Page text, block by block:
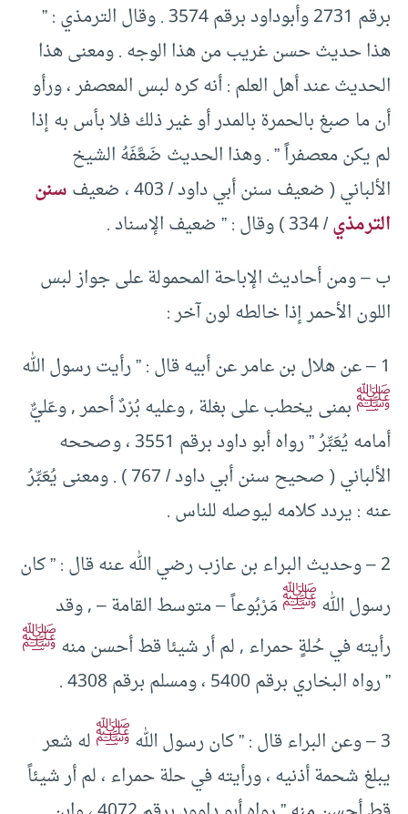
برقم 2731 وأبوداود برقم 3574 . وقال الترمذي : ”
هذا حديث حسن غريب من هذا الوجه . ومعنى هذا
الحديث عند أهل العلم : أنه كره لبس المعصفر ، ورأو
أن ما صبغ بالحمرة بالمدر أو غير ذلك فلا بأس به إذا
لم يكن معصفراً ” . وهذا الحديث ضَعَّفَهُ الشيخ
الألباني ( ضعيف سنن أبي داود / 403 ، ضعيف
سنن
الترمذي/ 334 ) وقال : ” ضعيف الإسناد .
ب – ومن أحاديث الإباحة المحمولة على جواز لبس
اللون الأحمر إذا خالطه لون آخر :
1 – عن هلال بن عامر عن أبيه قال : ” رأيت رسول الله
ﷺبمنى يخطب على بغلة , وعليه بُرْدٌ أحمر , وعَليٌّ
أمامه يُعَبِّرُ ” رواه أبو داود برقم 3551 ، وصححه
الألباني ( صحيح سنن أبي داود / 767 ) . ومعنى يُعَبِّرُ
عنه : يردد كلامه ليوصله للناس .
2 – وحديث البراء بن عازب رضي الله عنه قال : ” كان
رسول اللهﷺمَرْبُوعاً – متوسط القامة – , وقد
رأيته في حُلةٍ حمراء , لم أر شيئا قط أحسن منهﷺ
” رواه البخاري برقم 5400 ، ومسلم برقم 4308 .
3 – وعن البراء قال : ” كان رسول الله
ﷺله شعر
يبلغ شحمة أذنيه ، ورأيته في حلة حمراء ، لم أر شيئاً